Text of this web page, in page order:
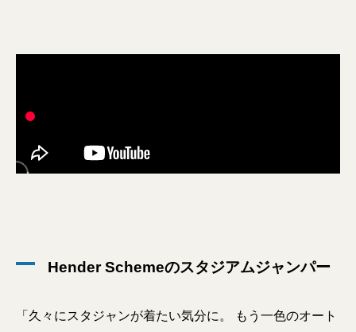
Hender Schemeのスタジアムジャンパー
「久々にスタジャンが着たい気分に。 もう一色のオート